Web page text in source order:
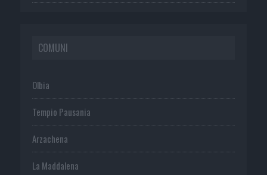
COMUNI
Olbia
Tempio Pausania
Arzachena
La Maddalena